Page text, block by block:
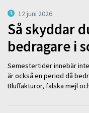
12 juni 2026
Så skyddar
bedragare i
Semestertider innebär
är också en period då
Bluffakturor, falska mejl